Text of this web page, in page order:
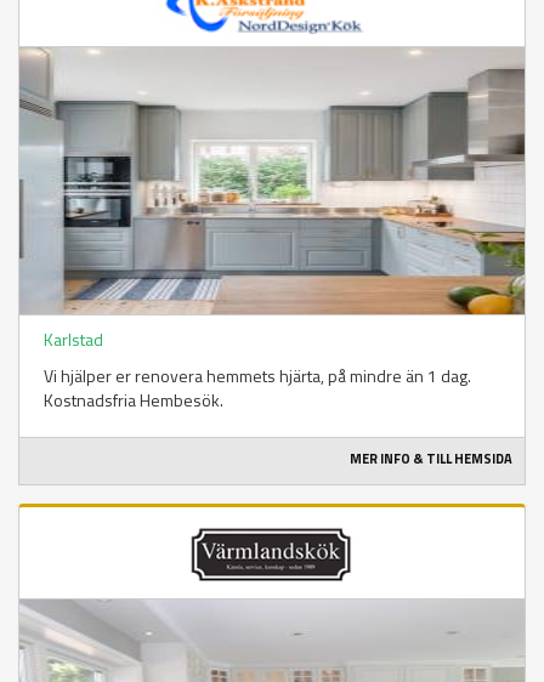
Karlstad
Vi hjälper er renovera hemmets hjärta, på mindre än 1 dag.
Kostnadsfria Hembesök.
MER INFO & TILL HEMSIDA